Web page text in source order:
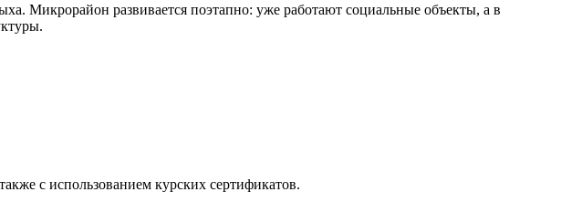
Микрорайон развивается поэтапно: уже работают социальные объекты, а в
с использованием курских сертификатов.